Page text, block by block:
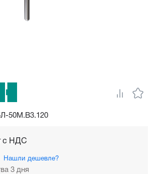
c НДС
Нашли дешевле?
3 дня
50М.В3.120